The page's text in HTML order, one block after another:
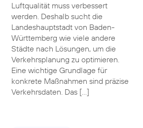
Luftqualität muss verbessert
werden. Deshalb sucht die
Landeshauptstadt von Baden-
Württemberg wie viele andere
Städte nach Lösungen, um die
Verkehrsplanung zu optimieren.
Eine wichtige Grundlage für
konkrete Maßnahmen sind präzise
Verkehrsdaten. Das […]